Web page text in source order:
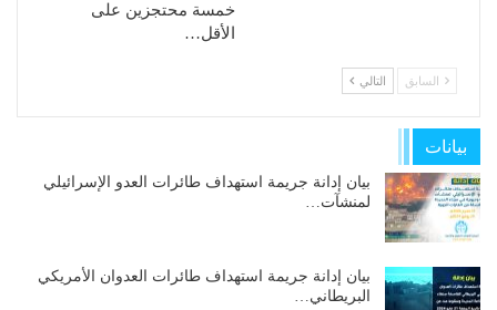
خمسة محتجزین على
الأقل…
السابق التالي
بيانات
بيان إدانة جريمة استهداف طائرات العدو الإسرائيلي
لمنشآت…
بيان إدانة جريمة استهداف طائرات العدوان الأمريكي
البريطاني…